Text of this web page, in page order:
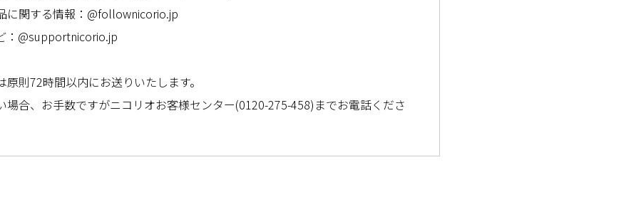
に関する情報：@follownicorio.jp
：@supportnicorio.jp
則72時間以内にお送りいたします。
場合、お手数ですがニコリオお客様センター(0120-275-458)までお電話くださ